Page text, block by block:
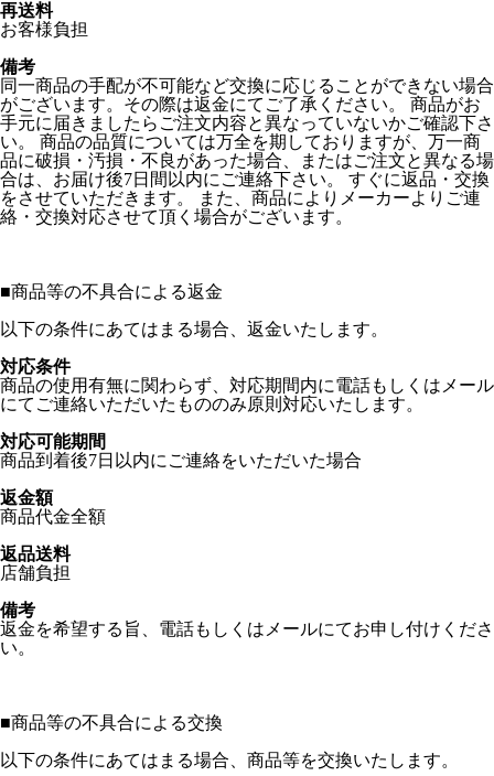
再送料
お客様負担
備考
同一商品の手配が不可能など交換に応じることができない場合
がございます。その際は返金にてご了承ください。 商品がお
手元に届きましたらご注文内容と異なっていないかご確認下さ
い。 商品の品質については万全を期しておりますが、万一商
品に破損・汚損・不良があった場合、またはご注文と異なる場
合は、お届け後7日間以内にご連絡下さい。 すぐに返品・交換
をさせていただきます。 また、商品によりメーカーよりご連
絡・交換対応させて頂く場合がございます。
■商品等の不具合による返金
以下の条件にあてはまる場合、返金いたします。
対応条件
商品の使用有無に関わらず、対応期間内に電話もしくはメール
にてご連絡いただいたもののみ原則対応いたします。
対応可能期間
商品到着後7日以内にご連絡をいただいた場合
返金額
商品代金全額
返品送料
店舗負担
備考
返金を希望する旨、電話もしくはメールにてお申し付けくださ
い。
■商品等の不具合による交換
以下の条件にあてはまる場合、商品等を交換いたします。